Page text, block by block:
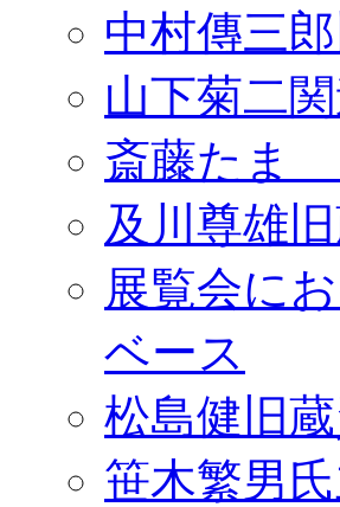
中村傳三
山下菊二
斎藤たま
及川尊雄
展覧会に
ベース
松島健旧
笹木繁男